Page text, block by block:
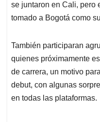
se juntaron en Cali, pero
tomado a Bogotá como
También participaran
quienes próximamente
de carrera, un motivo
debut, con algunas
en todas las plataformas.